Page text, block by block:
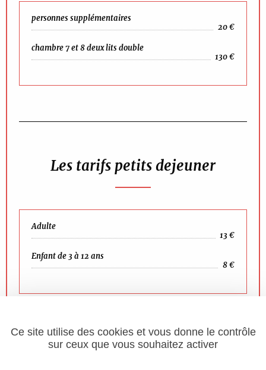
personnes supplémentaires
20 €
chambre 7 et 8 deux lits double
130 €
Les tarifs petits dejeuner
Adulte
13 €
Enfant de 3 à 12 ans
8 €
Ce site utilise des cookies et vous donne le contrôle
sur ceux que vous souhaitez activer